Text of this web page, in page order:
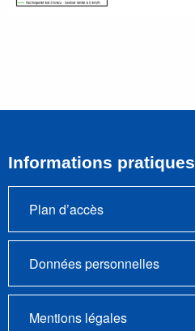
Informations pratiques
Plan d’accès
Données personnelles
Mentions légales